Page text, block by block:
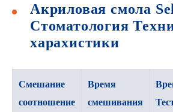
Акриловая смола
Стоматология
харахистики
Смешание
соотношение
Время
смешивания